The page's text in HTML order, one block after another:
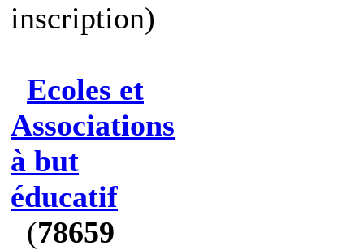
inscription)
Ecoles et
Associations
à but
éducatif
(78659